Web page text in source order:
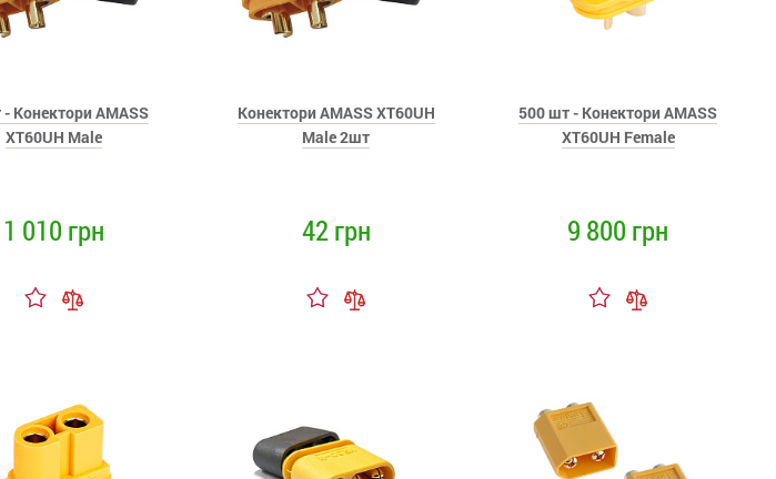
Конектори AMASS
XT60UH Male
1 010 грн
Конектори AMASS XT60UH
Male 2шт
42 грн
500 шт - Конектори AMASS
XT60UH Female
9 800 грн